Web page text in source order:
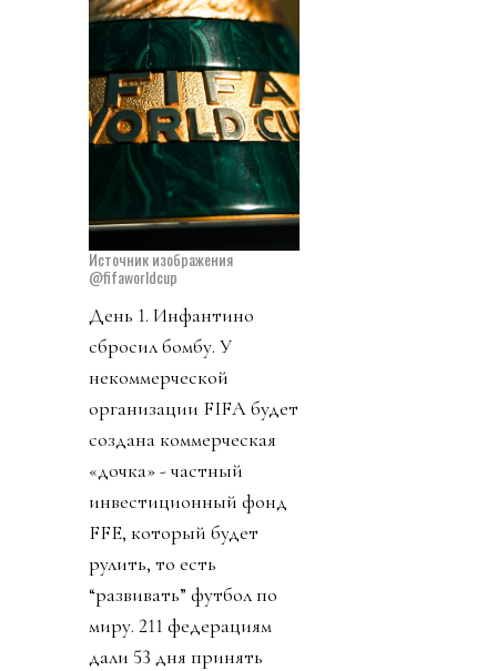
Источник изображения
@fifaworldcup
День 1. Инфантино
сбросил бомбу. У
некоммерческой
организации FIFA будет
создана коммерческая
«дочка» - частный
инвестиционный фонд
FFE, который будет
рулить, то есть
“развивать” футбол по
миру. 211 федерациям
дали 53 дня принять